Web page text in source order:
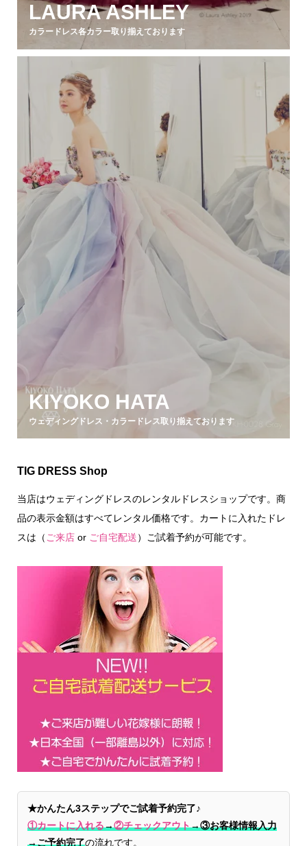
LAURA ASHLEY
カラードレス各カラー取り揃えております
KIYOKO HATA
ウェディングドレス・カラードレス取り揃えております
TIG DRESS Shop
当店はウェディングドレスのレンタルドレスショップです。商
品の表示金額はすべてレンタル価格です。カートに入れたドレ
スは（ ご来店or ご自宅配送）ご試着予約が可能です。
★かんたん3ステップでご試着予約完了♪
①カートに入れる→②チェックアウト→③お客様情報入力
→ご予約完了の流れです。